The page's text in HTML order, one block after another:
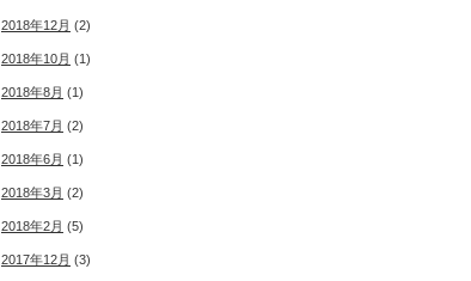
2018年12月 (2)
2018年10月 (1)
2018年8月 (1)
2018年7月 (2)
2018年6月 (1)
2018年3月 (2)
2018年2月 (5)
2017年12月 (3)